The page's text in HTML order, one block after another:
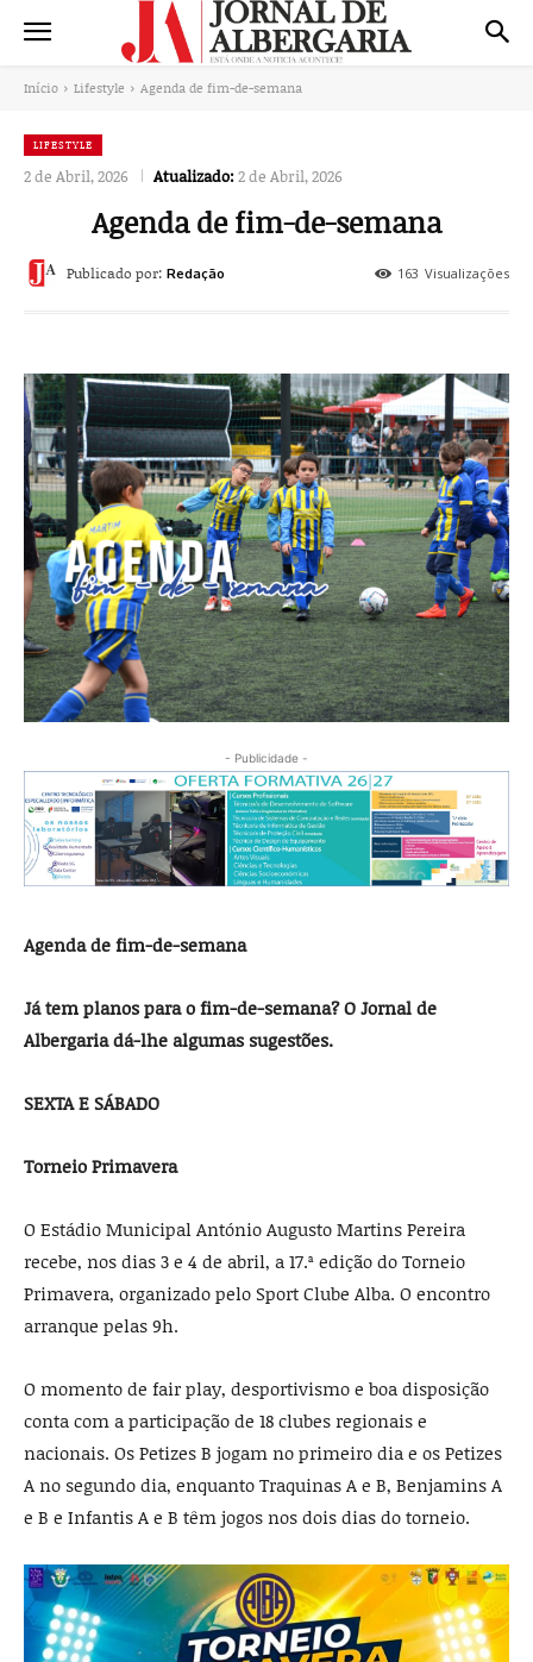
Início Lifestyle Agenda de fim-de-semana
LIFESTYLE
2 de Abril, 2026 Atualizado:2 de Abril, 2026
Agenda de fim-de-semana
163 Visualizações
Publicado por: Redação
- Publicidade -
Agenda de fim-de-semana
Já tem planos para o fim-de-semana? O Jornal de
Albergaria dá-lhe algumas sugestões.
SEXTA E SÁBADO
Torneio Primavera
O Estádio Municipal António Augusto Martins Pereira
recebe, nos dias 3 e 4 de abril, a 17.ª edição do Torneio
Primavera, organizado pelo Sport Clube Alba. O encontro
arranque pelas 9h.
O momento de fair play, desportivismo e boa disposição
conta com a participação de 18 clubes regionais e
nacionais. Os Petizes B jogam no primeiro dia e os Petizes
A no segundo dia, enquanto Traquinas A e B, Benjamins A
e B e Infantis A e B têm jogos nos dois dias do torneio.